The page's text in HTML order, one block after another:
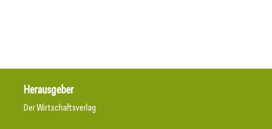
Herausgeber
Der Wirtschaftsverlag